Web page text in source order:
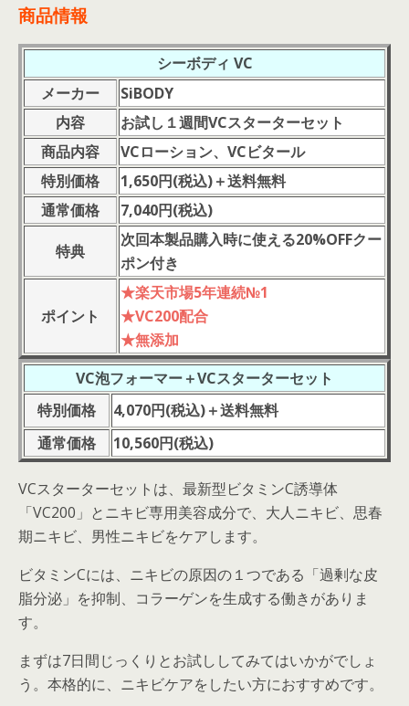
商品情報
シーボディ VC
メーカー
SiBODY
内容
お試し１週間VCスターターセット
商品内容
VCローション、VCビタール
特別価格
1,650円(税込)＋送料無料
通常価格
7,040円(税込)
特典
次回本製品購入時に使える20%OFFクー
ポン付き
ポイント
★楽天市場5年連続№1
★VC200配合
★無添加
VC泡フォーマー＋VCスターターセット
特別価格
4,070円(税込)＋送料無料
通常価格
10,560円(税込)
VCスターターセットは、最新型ビタミンC誘導体
「VC200」とニキビ専用美容成分で、大人ニキビ、思春
期ニキビ、男性ニキビをケアします。
ビタミンCには、ニキビの原因の１つである「過剰な皮
脂分泌」を抑制、コラーゲンを生成する働きがありま
す。
まずは7日間じっくりとお試ししてみてはいかがでしょ
う。本格的に、ニキビケアをしたい方におすすめです。